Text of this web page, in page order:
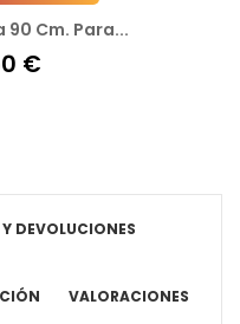
90 Cm. Para...
€
DEVOLUCIONES
VALORACIONES